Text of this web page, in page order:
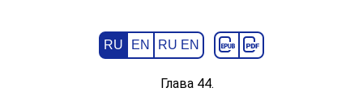
RU EN RU EN
Глава 44.